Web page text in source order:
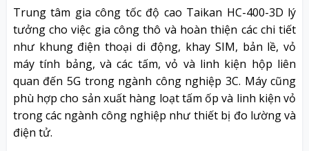
Trung tâm gia công tốc độ cao Taikan HC-400-3D lý
tưởng cho việc gia công thô và hoàn thiện các chi tiết
như khung điện thoại di động, khay SIM, bản lề, vỏ
máy tính bảng, và các tấm, vỏ và linh kiện hộp liên
quan đến 5G trong ngành công nghiệp 3C. Máy cũng
phù hợp cho sản xuất hàng loạt tấm ốp và linh kiện vỏ
trong các ngành công nghiệp như thiết bị đo lường và
điện tử.